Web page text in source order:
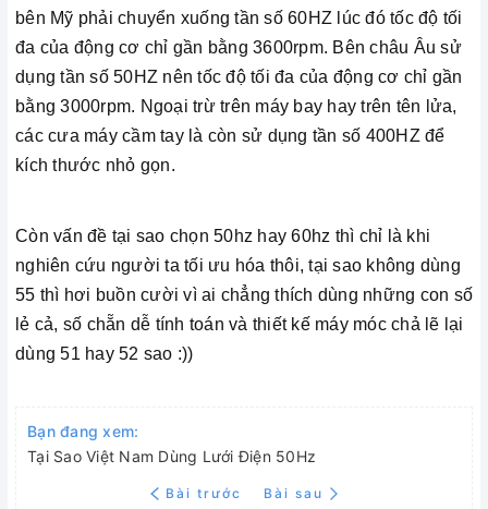
bên Mỹ phải chuyển xuống tần số 60HZ lúc đó tốc độ tối
đa của động cơ chỉ gần bằng 3600rpm. Bên châu Âu sử
dụng tần số 50HZ nên tốc độ tối đa của động cơ chỉ gần
bằng 3000rpm. Ngoại trừ trên máy bay hay trên tên lửa,
các cưa máy cầm tay là còn sử dụng tần số 400HZ để
kích thước nhỏ gọn.
Còn vấn đề tại sao chọn 50hz hay 60hz thì chỉ là khi
nghiên cứu người ta tối ưu hóa thôi, tại sao không dùng
55 thì hơi buồn cười vì ai chẳng thích dùng những con số
lẻ cả, số chẵn dễ tính toán và thiết kế máy móc chả lẽ lại
dùng 51 hay 52 sao :))
Bạn đang xem:
Tại Sao Việt Nam Dùng Lưới Điện 50Hz
Bài trước Bài sau